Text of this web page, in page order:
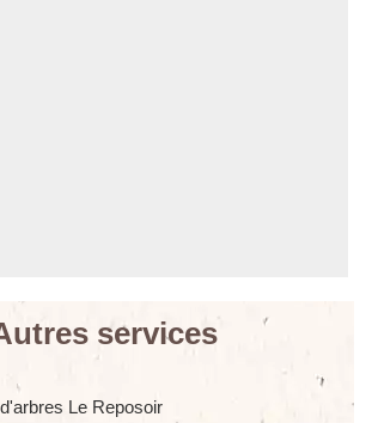
services
Le Reposoir